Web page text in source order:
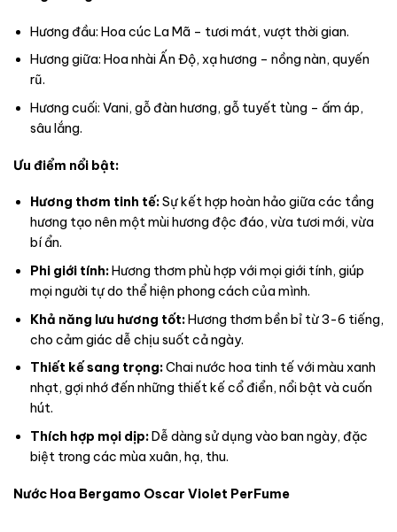
Hương đầu: Hoa cúc La Mã – tươi mát, vượt thời gian.
Hương giữa: Hoa nhài Ấn Độ, xạ hương – nồng nàn, quyến
rũ.
Hương cuối: Vani, gỗ đàn hương, gỗ tuyết tùng – ấm áp,
sâu lắng.
Ưu điểm nổi bật:
Hương thơm tinh tế:Sự kết hợp hoàn hảo giữa các tầng
hương tạo nên một mùi hương độc đáo, vừa tươi mới, vừa
bí ẩn.
Phi giới tính:Hương thơm phù hợp với mọi giới tính, giúp
mọi người tự do thể hiện phong cách của mình.
Khả năng lưu hương tốt:Hương thơm bền bỉ từ 3-6 tiếng,
cho cảm giác dễ chịu suốt cả ngày.
Thiết kế sang trọng:Chai nước hoa tinh tế với màu xanh
nhạt, gợi nhớ đến những thiết kế cổ điển, nổi bật và cuốn
hút.
Thích hợp mọi dịp:Dễ dàng sử dụng vào ban ngày, đặc
biệt trong các mùa xuân, hạ, thu.
Nước Hoa Bergamo Oscar Violet PerFume